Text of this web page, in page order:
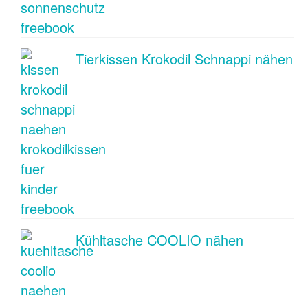
Tierkissen Krokodil Schnappi nähen
Kühltasche COOLIO nähen